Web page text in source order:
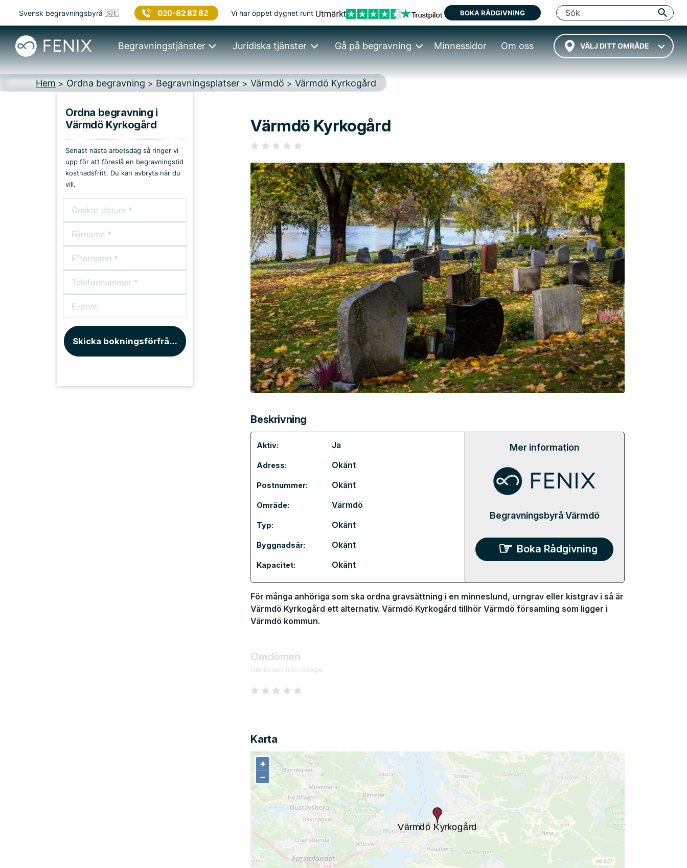
Svensk begravningsbyrå 🇸🇪 020-82 82 82 Vi har öppet dygnet runt BOKA RÅDGIVNING
VÄLJ DITT OMRÅDE
Begravningstjänster Juridiska tjänster Gå på begravning Minnessidor Om oss
Hem > Ordna begravning > Begravningsplatser > Värmdö > Värmdö Kyrkogård
Kyrkor & kapell
Begravningsplatser
Församlingshem
Bårhus
Ordna begravning i
Värmdö Kyrkogård
Senast nästa arbetsdag så ringer vi
upp för att föreslå en begravningstid
kostnadsfritt. Du kan avbryta när du
vill.
Skicka bokningsförfrågan
Värmdö Kyrkogård
Beskrivning
Aktiv: Ja
Adress: Okänt
Postnummer: Okänt
Område: Värmdö
Typ: Okänt
Byggnadsår: Okänt
Kapacitet: Okänt
Mer information
Begravningsbyrå Värmdö
Boka Rådgivning
För många anhöriga som ska ordna gravsättning i en minneslund, urngrav eller kistgrav i så är
Värmdö Kyrkogård ett alternativ. Värmdö Kyrkogård tillhör Värmdö församling som ligger i
Värmdö kommun.
Omdömen
Omdömen från Google
Karta
+
−
+
−